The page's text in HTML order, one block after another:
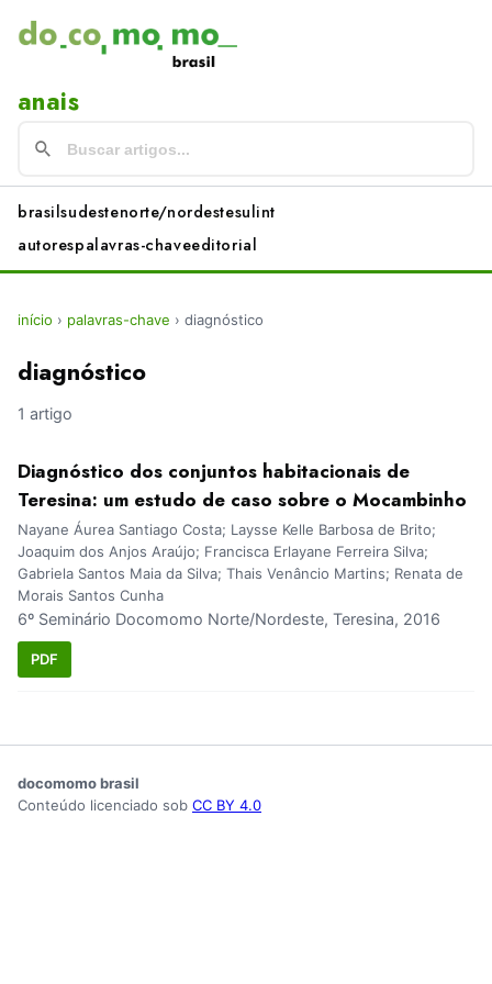
anais
brasilsudestenorte/nordestesulint
autorespalavras-chaveeditorial
início › palavras-chave › diagnóstico
diagnóstico
1 artigo
Diagnóstico dos conjuntos habitacionais de
Teresina: um estudo de caso sobre o Mocambinho
Nayane Áurea Santiago Costa; Laysse Kelle Barbosa de Brito;
Joaquim dos Anjos Araújo; Francisca Erlayane Ferreira Silva;
Gabriela Santos Maia da Silva; Thais Venâncio Martins; Renata de
Morais Santos Cunha
6º Seminário Docomomo Norte/Nordeste, Teresina, 2016
PDF
docomomo brasil
Conteúdo licenciado sob CC BY 4.0